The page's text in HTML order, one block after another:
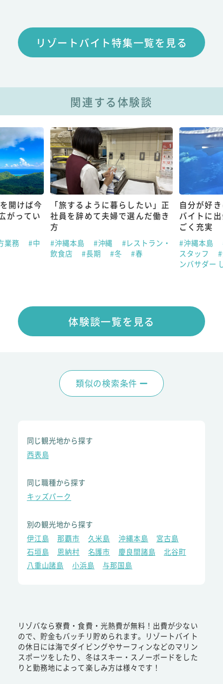
リゾートバイト特集一覧を見る
関連する体験談
開けば今
がってい
業務 #中
「旅するように暮らしたい」正
社員を辞めて夫婦で選んだ働き
方
#沖縄本島 #沖縄
#レストラン・
飲食店
#長期 #冬 #春
自分が好
バイトに
ごく充実
#沖縄本島
スタッフ
ンバサダー
体験談一覧を見る
類似の検索条件
同じ観光地から探す
西表島
同じ職種から探す
キッズパーク
別の観光地から探す
伊江島
那覇市 久米島 沖縄本島
宮古島
石垣島
恩納村 名護市 慶良間諸島
北谷町
八重山諸島
小浜島 与那国島
リゾバなら寮費・食費・光熱費が無料！出費が少ない
ので、貯金もバッチリ貯められます。リゾートバイト
の休日には海でダイビングやサーフィンなどのマリン
スポーツをしたり、冬はスキー・スノーボードをした
りと勤務地によって楽しみ方は様々です！